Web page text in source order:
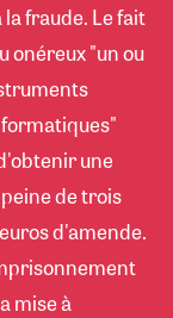
fraude. Le fait
onéreux "un ou
une
de trois
d'amende.
mise à